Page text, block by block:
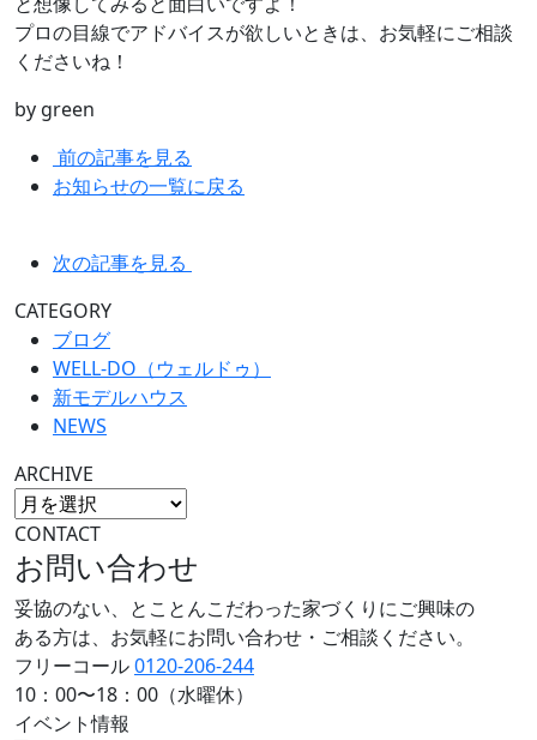
プロの目線でアドバイスが欲しいときは、お気軽にご相談
くださいね！
by green
前の記事を見る
お知らせの一覧に戻る
次の記事を見る
CATEGORY
ブログ
WELL-DO（ウェルドゥ）
新モデルハウス
NEWS
ARCHIVE
CONTACT
お問い合わせ
妥協のない、とことんこだわった家づくりにご興味の
ある方は、お気軽にお問い合わせ・ご相談ください。
フリーコール0120-206-244
10：00〜18：00（水曜休）
イベント情報